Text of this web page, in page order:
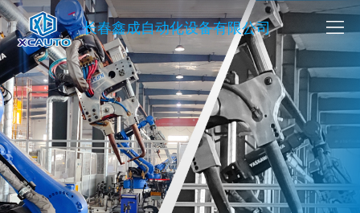
长春鑫成自动化设备有限公司